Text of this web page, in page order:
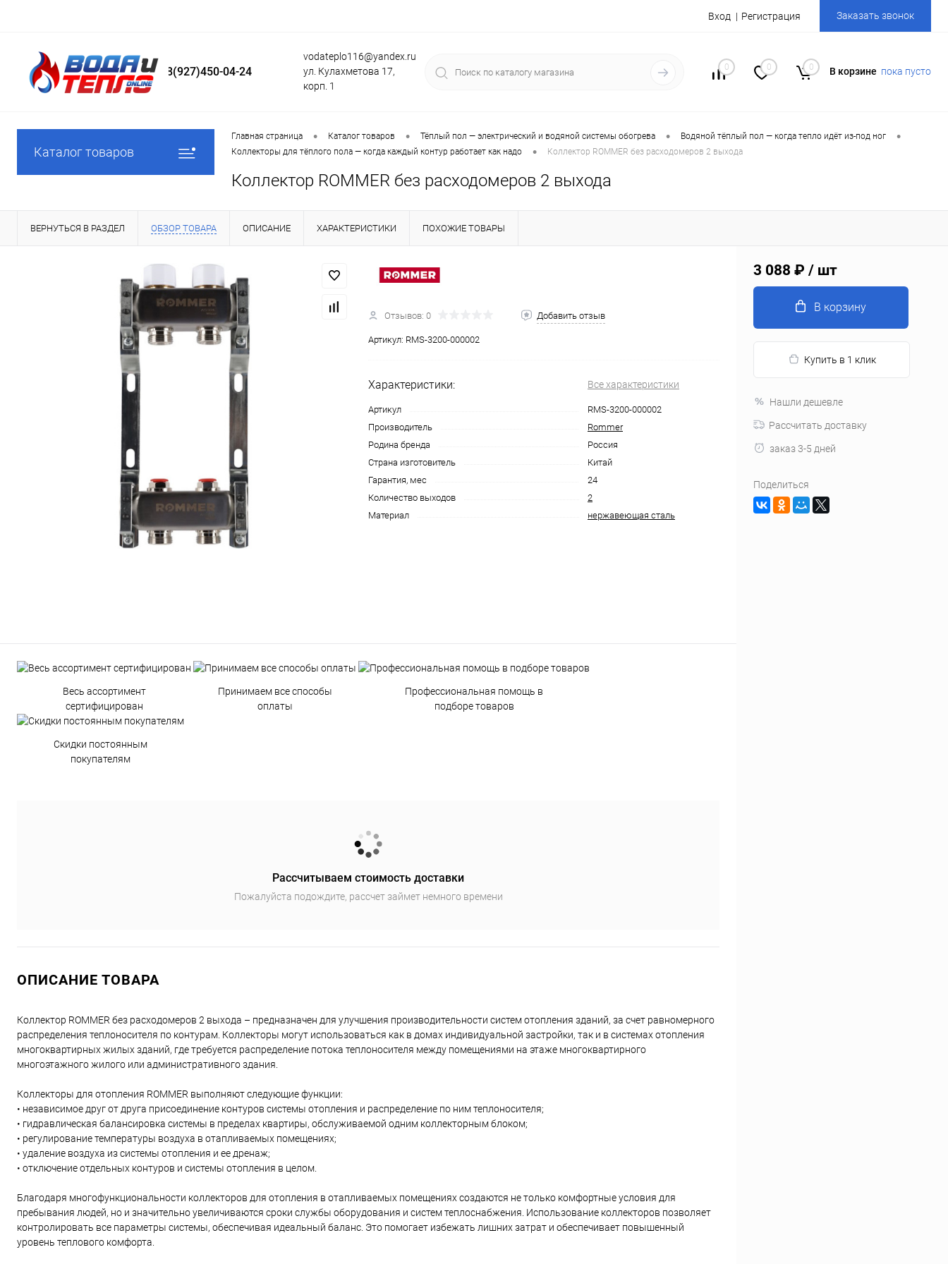
Вход Регистрация Заказать звонок
8(927)450-04-24
vodateplo116@yandex.ru
ул. Кулахметова 17,
корп. 1
0 0 0 В корзине пока пусто
Каталог товаров
Главная страница • Каталог товаров • Тёплый пол — электрический и водяной системы обогрева • Водяной тёплый пол — когда тепло идёт из-под ног •
Коллекторы для тёплого пола — когда каждый контур работает как надо • Коллектор ROMMER без расходомеров 2 выхода
Коллектор ROMMER без расходомеров 2 выхода
ВЕРНУТЬСЯ В РАЗДЕЛ ОБЗОР ТОВАРА ОПИСАНИЕ ХАРАКТЕРИСТИКИ ПОХОЖИЕ ТОВАРЫ
Отзывов: 0 Добавить отзыв
Артикул: RMS-3200-000002
Характеристики: Все характеристики
Артикул
RMS-3200-000002
Производитель
Rommer
Родина бренда
Россия
Страна изготовитель
Китай
Гарантия, мес
24
Количество выходов
2
Материал
нержавеющая сталь
Весь ассортимент
сертифицирован
Принимаем все способы
оплаты
Профессиональная помощь в
подборе товаров
Скидки постоянным
покупателям
Рассчитываем стоимость доставки
Пожалуйста подождите, рассчет займет немного времени
ОПИСАНИЕ ТОВАРА
Коллектор ROMMER без расходомеров 2 выхода – предназначен для улучшения производительности систем отопления зданий, за счет равномерного
распределения теплоносителя по контурам. Коллекторы могут использоваться как в домах индивидуальной застройки, так и в системах отопления
многоквартирных жилых зданий, где требуется распределение потока теплоносителя между помещениями на этаже многоквартирного
многоэтажного жилого или административного здания.
Коллекторы для отопления ROMMER выполняют следующие функции:
• независимое друг от друга присоединение контуров системы отопления и распределение по ним теплоносителя;
• гидравлическая балансировка системы в пределах квартиры, обслуживаемой одним коллекторным блоком;
• регулирование температуры воздуха в отапливаемых помещениях;
• удаление воздуха из системы отопления и ее дренаж;
• отключение отдельных контуров и системы отопления в целом.
Благодаря многофункциональности коллекторов для отопления в отапливаемых помещениях создаются не только комфортные условия для
пребывания людей, но и значительно увеличиваются сроки службы оборудования и систем теплоснабжения. Использование коллекторов позволяет
контролировать все параметры системы, обеспечивая идеальный баланс. Это помогает избежать лишних затрат и обеспечивает повышенный
уровень теплового комфорта.
3 088 ₽ / шт
В корзину
Купить в 1 клик
Нашли дешевле
Рассчитать доставку
заказ 3-5 дней
Поделиться